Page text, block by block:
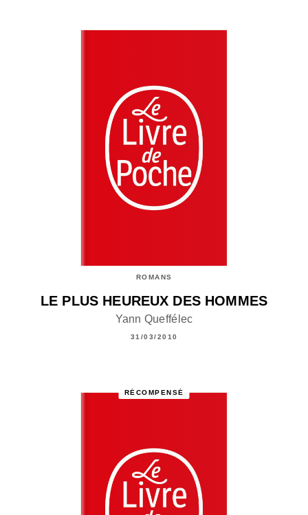
ROMANS
LE PLUS HEUREUX DES HOMMES
Yann Queffélec
31/03/2010
RÉCOMPENSÉ